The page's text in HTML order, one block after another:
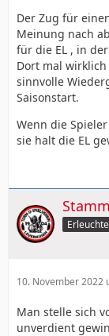
Der Zug für
Meinung nach
für die EL , in
Dort mal
sinnvolle
Saisonstart.
Wenn die
sie halt die EL
10. November 2022
Man stelle sich
unverdient